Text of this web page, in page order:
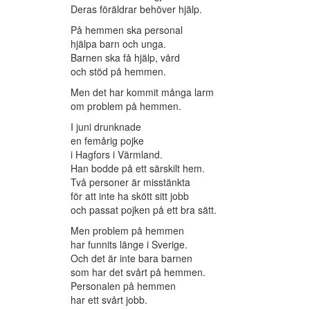
Deras föräldrar behöver hjälp.
På hemmen ska personal
hjälpa barn och unga.
Barnen ska få hjälp, vård
och stöd på hemmen.
Men det har kommit många larm
om problem på hemmen.
I juni drunknade
en femårig pojke
i Hagfors i Värmland.
Han bodde på ett särskilt hem.
Två personer är misstänkta
för att inte ha skött sitt jobb
och passat pojken på ett bra sätt.
Men problem på hemmen
har funnits länge i Sverige.
Och det är inte bara barnen
som har det svårt på hemmen.
Personalen på hemmen
har ett svårt jobb.